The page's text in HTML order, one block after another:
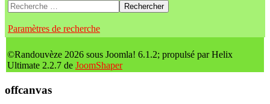
Rechercher
Paramètres de recherche
©Randouvèze 2026 sous Joomla! 6.1.2; propulsé par Helix
Ultimate 2.2.7 de JoomShaper
offcanvas